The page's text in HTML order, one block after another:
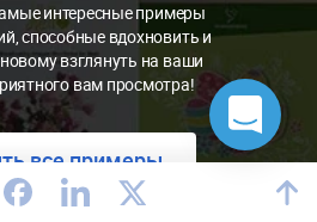
интересные примеры
способные вдохновить и
взглянуть на ваши
вам просмотра!
все примеры